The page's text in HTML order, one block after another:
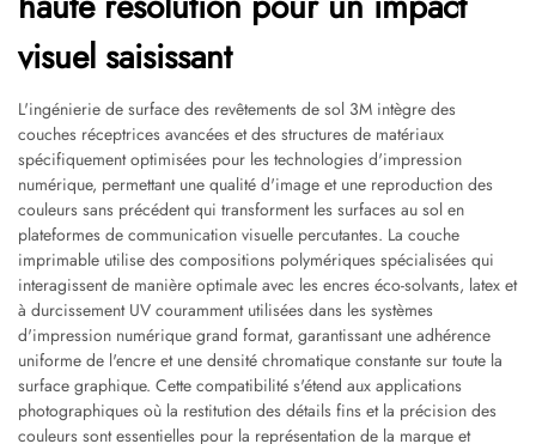
visuel saisissant
L'ingénierie de surface des revêtements de sol 3M intègre des
couches réceptrices avancées et des structures de matériaux
spécifiquement optimisées pour les technologies d'impression
numérique, permettant une qualité d'image et une reproduction des
couleurs sans précédent qui transforment les surfaces au sol en
plateformes de communication visuelle percutantes. La couche
imprimable utilise des compositions polymériques spécialisées qui
interagissent de manière optimale avec les encres éco-solvants, latex et
à durcissement UV couramment utilisées dans les systèmes
d'impression numérique grand format, garantissant une adhérence
uniforme de l'encre et une densité chromatique constante sur toute la
surface graphique. Cette compatibilité s'étend aux applications
photographiques où la restitution des détails fins et la précision des
couleurs sont essentielles pour la représentation de la marque et